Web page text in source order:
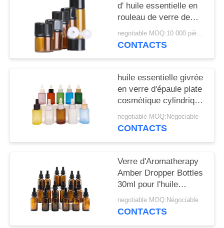
DEMANDEZ
DEVIS
PRIVACY
d' huile essentielle en
rouleau de verre de
couleur 2 ml 3 ml 5 ml negotiable MOQ:10 000 pièces
CONTACTS
huile essentielle givrée
en verre d'épaule plate
cosmétique cylindrique
d'essence de bouteille
du compte-gouttes
negotiable MOQ:Négociable
CONTACTS
Verre d'Aromatherapy
Amber Dropper Bottles
30ml pour l'huile
essentielle
negotiable MOQ:Négociable
CONTACTS